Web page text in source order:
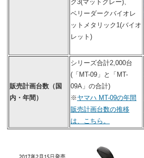
ク3(マットグレー)、
ベリーダークバイオレ
ットメタリック1(バイオ
レット)
販売計画台数（国
内・年間）
シリーズ合計2,000台
(「MT-09」と「MT-
09A」の合計)
※ ヤマハ MT-09の年間
販売計画台数の推移
は、こちら。